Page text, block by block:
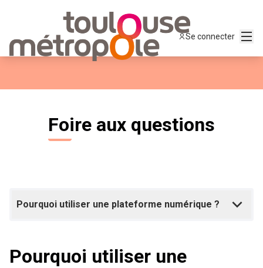
Se connecter
Foire aux questions
Pourquoi utiliser une plateforme numérique ?
Pourquoi utiliser une